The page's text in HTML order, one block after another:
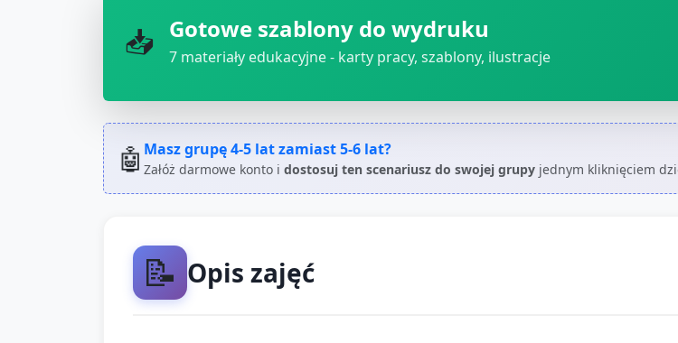
📥 Gotowe szablony do wydruku
7 materiały edukacyjne - karty pracy, szablony, ilustracje
🤖Masz grupę4-5 latzamiast5-6 lat?
Załóż darmowe konto i dostosuj ten scenariusz do swojej grupy jednym kliknięciem
📝 Opis zajęć